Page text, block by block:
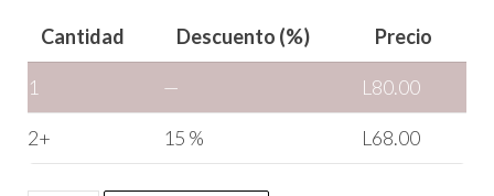
Cantidad Descuento (%) Precio
1 — L 80.00
2+ 15 % L 68.00